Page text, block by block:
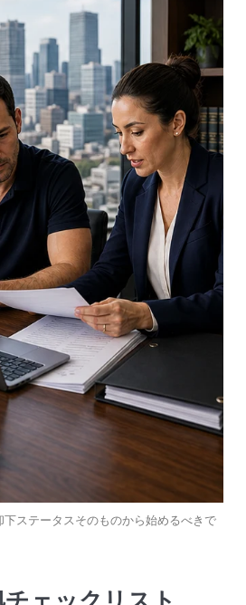
ステータスそのものから始めるべきで